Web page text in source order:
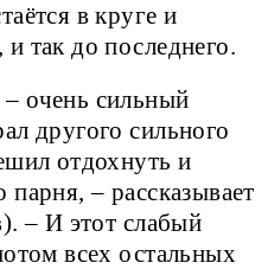
в круге и
так до последнего.
очень сильный
другого сильного
отдохнуть и
– рассказывает
– И этот слабый
всех остальных